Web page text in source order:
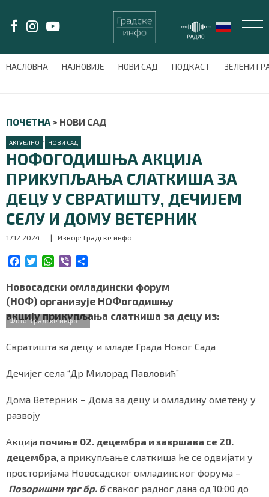
НАСЛОВНА НАЈНОВИЈЕ НОВИ САД ПОДКАСТ ЗЕЛЕНИ
meni'); $this_item = current( wp_filter_object_list(
ПОЧЕТНА > НОВИ САД
АКТУЕЛНО • НОВИ САД
НОФОГОДИШЊА АКЦИЈА
ПРИКУПЉАЊА СЛАТКИША ЗА
ДЕЦУ У СВРАТИШТУ, ДЕЧИЈЕМ
СЕЛУ И ДОМУ ВЕТЕРНИК
17.12.2024. | Извор: Градске инфо
c
e
b
o
k
i
e
W
a
t
s
A
p
b
e
r
a
r
e
Новосадски омладински форум
(НОФ) организује НОФогодишњу
акцијуприкупљања слаткиша за децу из:
Фото: Градске инфо
Свратишта за децу и младе Града Новог Сада
Дечијег села “Др Милорад Павловић”
Дома Ветерник – Дома за децу и омладину ометену у
развоју
Акција почиње 02. децембра и завршава се 20.
децембра , а прикупљање слаткиша ће се одвијати у
просторијама Новосадског омладинског форума –
Позоришни трг бр. 6сваког радног дана од 10:00 до
LAT/ЋИР
НАЈНОВИЈЕ
НОВИ САД
ПОДКАСТ
ЗЕЛЕНИ ГРАД
ВИДЕО
БЛОГ
СПОРТ
БИЗНИС
redakcija@gradskeinfo.rs